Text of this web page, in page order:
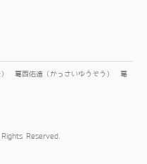
） 葛西佑造（かっさいゆうぞう） 葛
Rights Reserved.